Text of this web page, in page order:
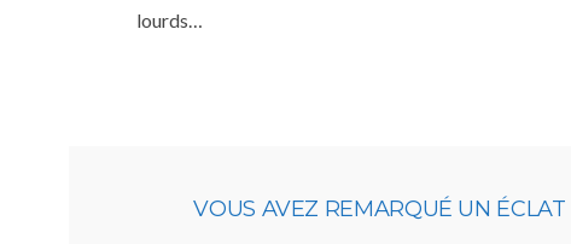
lourds…
VOUS AVEZ REMARQUÉ UN